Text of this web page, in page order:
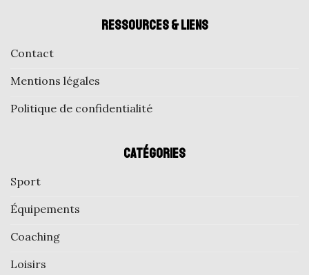
Ressources & liens
Contact
Mentions légales
Politique de confidentialité
Catégories
Sport
Équipements
Coaching
Loisirs